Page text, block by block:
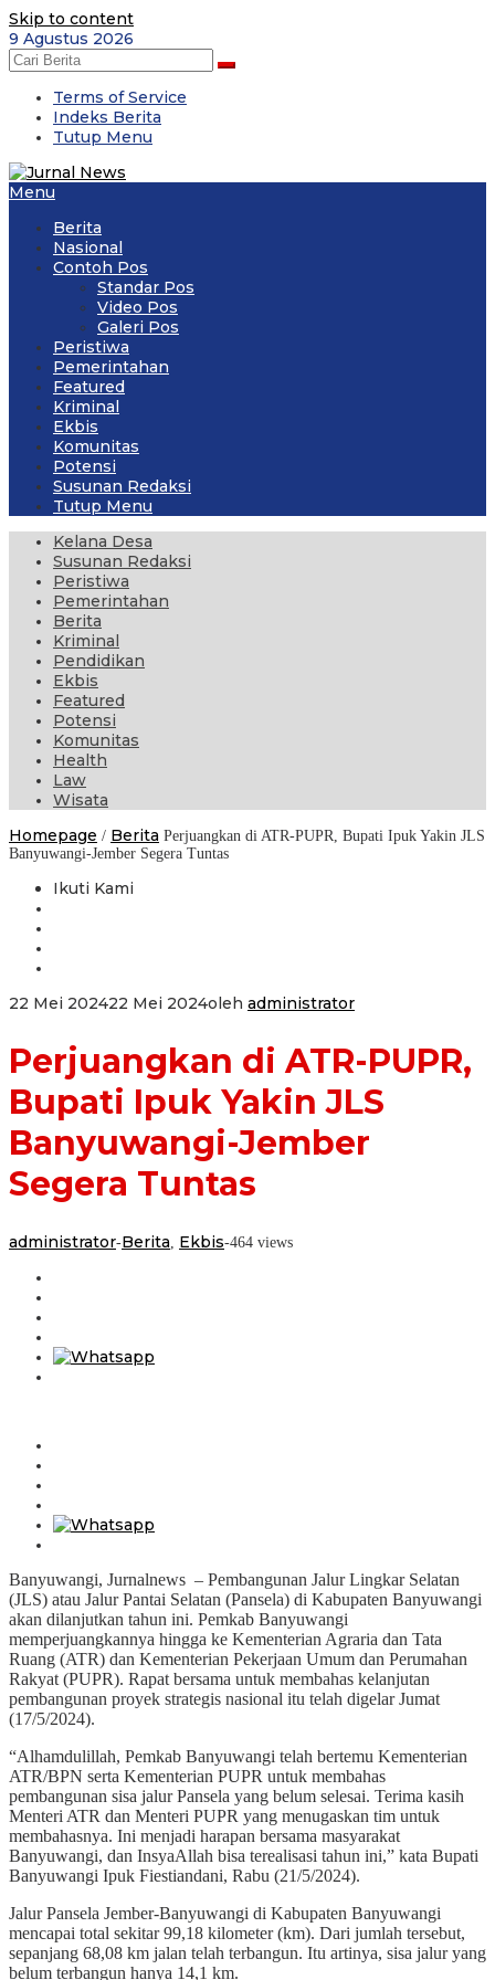
Skip to content
9 Agustus 2026
Terms of Service
Indeks Berita
Tutup Menu
Menu
Berita
Nasional
Contoh Pos
Standar Pos
Video Pos
Galeri Pos
Peristiwa
Pemerintahan
Featured
Kriminal
Ekbis
Komunitas
Potensi
Susunan Redaksi
Tutup Menu
Kelana Desa
Susunan Redaksi
Peristiwa
Pemerintahan
Berita
Kriminal
Pendidikan
Ekbis
Featured
Potensi
Komunitas
Health
Law
Wisata
Homepage / Berita Perjuangkan di ATR-PUPR, Bupati Ipuk Yakin JLS
Banyuwangi-Jember Segera Tuntas
Ikuti Kami
22 Mei 202422 Mei 2024oleh administrator
Perjuangkan di ATR-PUPR,
Bupati Ipuk Yakin JLS
Banyuwangi-Jember
Segera Tuntas
administrator-Berita Ekbis-464 views
Banyuwangi, Jurnalnews – Pembangunan Jalur Lingkar Selatan
(JLS) atau Jalur Pantai Selatan (Pansela) di Kabupaten Banyuwangi
akan dilanjutkan tahun ini. Pemkab Banyuwangi
memperjuangkannya hingga ke Kementerian Agraria dan Tata
Ruang (ATR) dan Kementerian Pekerjaan Umum dan Perumahan
Rakyat (PUPR). Rapat bersama untuk membahas kelanjutan
pembangunan proyek strategis nasional itu telah digelar Jumat
(17/5/2024).
“Alhamdulillah, Pemkab Banyuwangi telah bertemu Kementerian
ATR/BPN serta Kementerian PUPR untuk membahas
pembangunan sisa jalur Pansela yang belum selesai. Terima kasih
Menteri ATR dan Menteri PUPR yang menugaskan tim untuk
membahasnya. Ini menjadi harapan bersama masyarakat
Banyuwangi, dan InsyaAllah bisa terealisasi tahun ini,” kata Bupati
Banyuwangi Ipuk Fiestiandani, Rabu (21/5/2024).
Jalur Pansela Jember-Banyuwangi di Kabupaten Banyuwangi
mencapai total sekitar 99,18 kilometer (km). Dari jumlah tersebut,
sepanjang 68,08 km jalan telah terbangun. Itu artinya, sisa jalur yang
belum terbangun hanya 14,1 km.